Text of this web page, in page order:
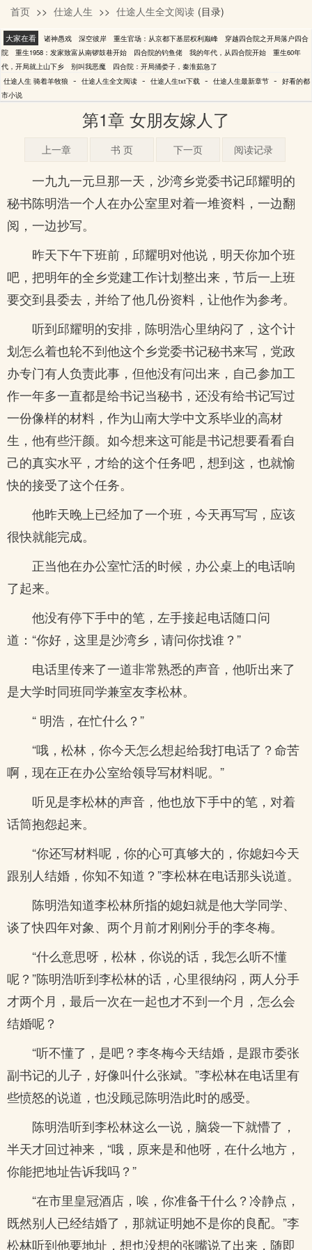
骑着羊牧狼
首页 >> 仕途人生 >> 仕途人生全文阅读 (目录)
大家在看 诸神愚戏 深空彼岸 重生官场：从京都下基层权利巅峰
穿越四合院之开局落户四合
院
重生1958：发家致富从南锣鼓巷开始 四合院的钓鱼佬 我的年代，从四合院开始
重生60年
代，开局就上山下乡
别叫我恶魔
四合院：开局捅娄子，秦淮茹急了
仕途人生 骑着羊牧狼 - 仕途人生全文阅读 - 仕途人生txt下载 - 仕途人生最新章节 - 好看的都
市小说
第1章 女朋友嫁人了
上一章 书 页 下一页 阅读记录
一九九一元旦那一天，沙湾乡党委书记邱耀明的
秘书陈明浩一个人在办公室里对着一堆资料，一边翻
阅，一边抄写。
昨天下午下班前，邱耀明对他说，明天你加个班
吧，把明年的全乡党建工作计划整出来，节后一上班
要交到县委去，并给了他几份资料，让他作为参考。
听到邱耀明的安排，陈明浩心里纳闷了，这个计
划怎么着也轮不到他这个乡党委书记秘书来写，党政
办专门有人负责此事，但他没有问出来，自己参加工
作一年多一直都是给书记当秘书，还没有给书记写过
一份像样的材料，作为山南大学中文系毕业的高材
生，他有些汗颜。如今想来这可能是书记想要看看自
己的真实水平，才给的这个任务吧，想到这，也就愉
快的接受了这个任务。
他昨天晚上已经加了一个班，今天再写写，应该
很快就能完成。
正当他在办公室忙活的时候，办公桌上的电话响
了起来。
他没有停下手中的笔，左手接起电话随口问
道：“你好，这里是沙湾乡，请问你找谁？”
电话里传来了一道非常熟悉的声音，他听出来了
是大学时同班同学兼室友李松林。
“ 明浩，在忙什么？”
“哦，松林，你今天怎么想起给我打电话了？命苦
啊，现在正在办公室给领导写材料呢。”
听见是李松林的声音，他也放下手中的笔，对着
话筒抱怨起来。
“你还写材料呢，你的心可真够大的，你媳妇今天
跟别人结婚，你知不知道？”李松林在电话那头说道。
陈明浩知道李松林所指的媳妇就是他大学同学、
谈了快四年对象、两个月前才刚刚分手的李冬梅。
“什么意思呀，松林，你说的话，我怎么听不懂
呢？”陈明浩听到李松林的话，心里很纳闷，两人分手
才两个月，最后一次在一起也才不到一个月，怎么会
结婚呢？
“听不懂了，是吧？李冬梅今天结婚，是跟市委张
副书记的儿子，好像叫什么张斌。”李松林在电话里有
些愤怒的说道，也没顾忌陈明浩此时的感受。
陈明浩听到李松林这么一说，脑袋一下就懵了，
半天才回过神来，“哦，原来是和他呀，在什么地方，
你能把地址告诉我吗？”
“在市里皇冠酒店，唉，你准备干什么？冷静点，
既然别人已经结婚了，那就证明她不是你的良配。”李
松林听到他要地址，想也没想的张嘴说了出来，随即